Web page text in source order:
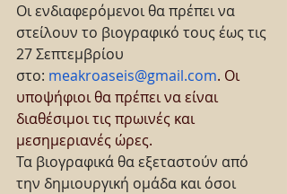
Οι ενδιαφερόμενοι θα πρέπει να
στείλουν το βιογραφικό τους έως τις
27 Σεπτεμβρίου
στο: meakroaseis@gmail.com. Οι
υποψήφιοι θα πρέπει να είναι
διαθέσιμοι τις πρωινές και
μεσημεριανές ώρες.
Τα βιογραφικά θα εξεταστούν από
την δημιουργική ομάδα και όσοι